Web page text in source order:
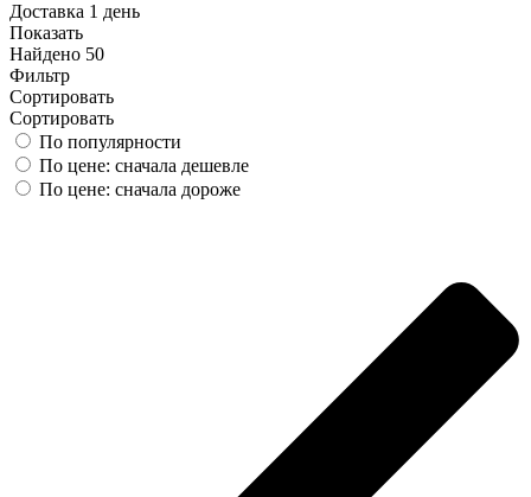
Доставка 1 день
Показать
Найдено 50
Фильтр
Сортировать
Сортировать
По популярности
По цене: сначала дешевле
По цене: сначала дороже